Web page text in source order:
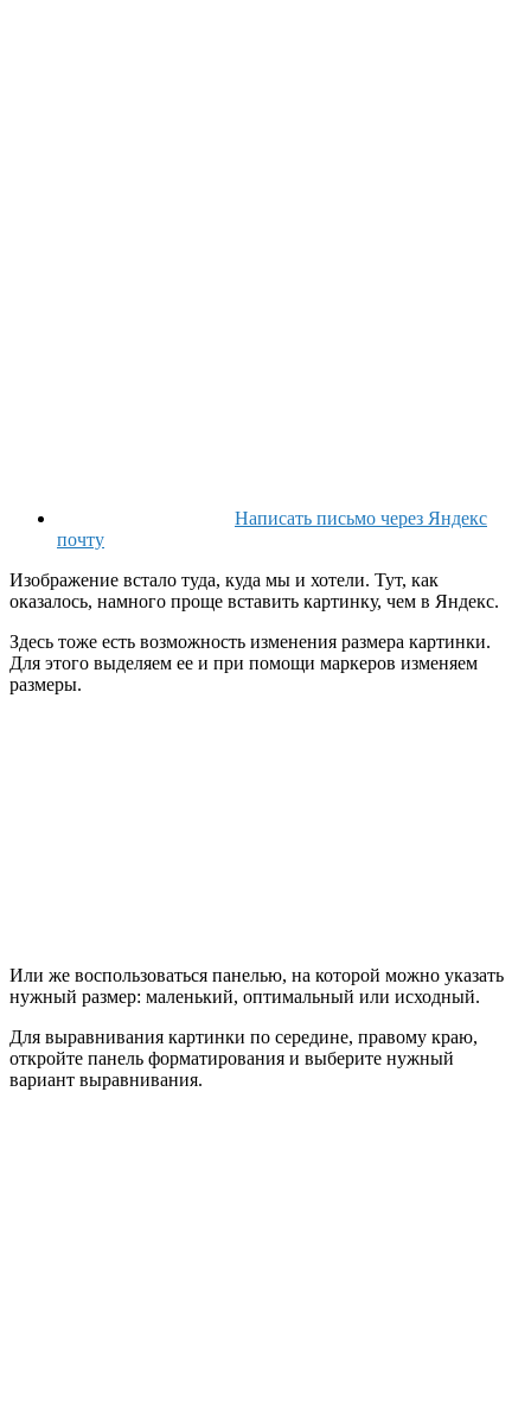
Написать письмо через Яндекс
почту
Изображение встало туда, куда мы и хотели. Тут, как
оказалось, намного проще вставить картинку, чем в Яндекс.
Здесь тоже есть возможность изменения размера картинки.
Для этого выделяем ее и при помощи маркеров изменяем
размеры.
Или же воспользоваться панелью, на которой можно указать
нужный размер: маленький, оптимальный или исходный.
Для выравнивания картинки по середине, правому краю,
откройте панель форматирования и выберите нужный
вариант выравнивания.